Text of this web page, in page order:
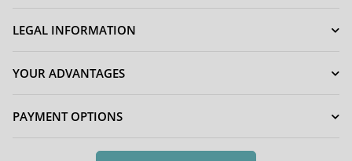
LEGAL INFORMATION
YOUR ADVANTAGES
PAYMENT OPTIONS